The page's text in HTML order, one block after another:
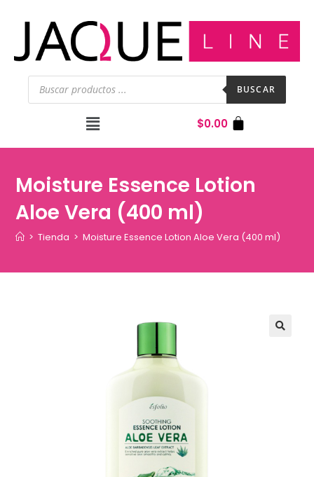
BUSCAR
$0.00
Moisture Essence Lotion
Aloe Vera (400 ml)
> Tienda > Moisture Essence Lotion Aloe Vera (400 ml)